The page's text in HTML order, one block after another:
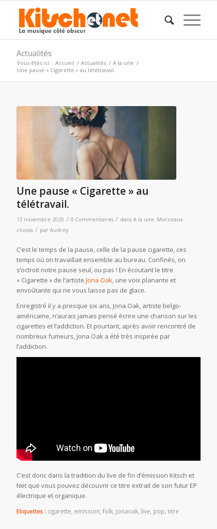
Actualités
Vous êtes ici : Accueil / Actualités / A la une /
Une pause « Cigarette » au télétravail.
Une pause « Cigarette » au
télétravail.
13 novembre 2020 / 0 Commentaires / dans A la une, Morceaux
choisis / par Audrey
C’est le temps de la pause, celle de la pause cigarette, ces
temps où on travaillait ensemble au bureau. Confinés, on
s’octroit notre pause seul, ou pas ! En écoutant le titre
« Cigarette » de l’artiste Jona Oak, une voix planante et
envoûtante qui ne vous laisse pas de glace.
Enregistré il y a presque six ans, Jona Oak, artiste belgo-
américaine, n’aurais jamais pensé écrire une chanson sur les
cigarettes et l’addiction. Et pourtant, après avoir rencontré de
nombreux fumeurs, Jona Oak a été très inspirée par
l’addiction.
C’est donc dans la tradition du live de fin d’émission Kitsch et
Net que vous pouvez découvrir ce titre extrait de son futur EP
électrique et organique.
Etiquettes : cigarette emission folk, jonaoak, live pop titre